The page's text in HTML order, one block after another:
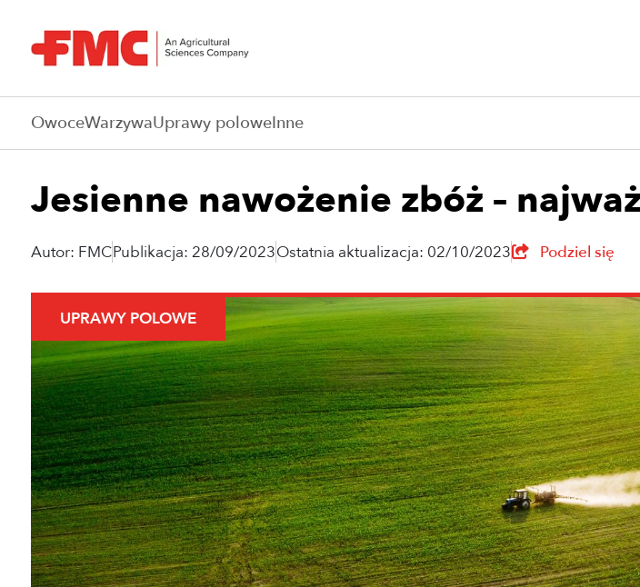
OwoceWarzywaUprawy poloweInne
Jesienne nawożenie zbóż –
Autor: FMCPublikacja: 28/09/2023Ostatnia aktualizacja: 02/10/2023 Podziel się
UPRAWY POLOWE